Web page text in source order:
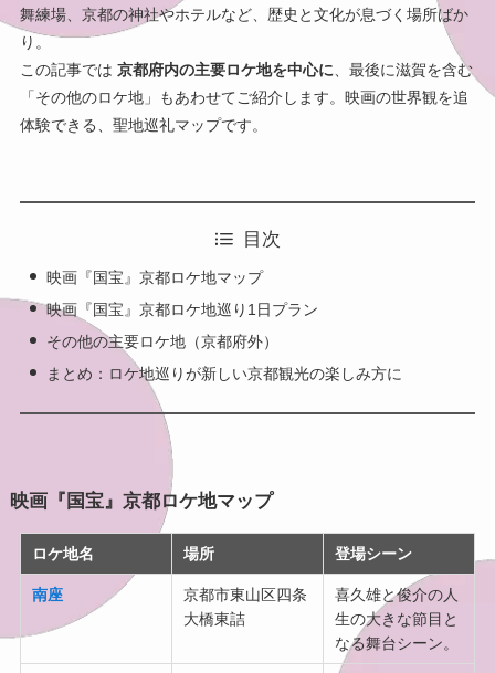
舞練場、京都の神社やホテルなど、歴史と文化が息づく場所ばか
り。
この記事では 京都府内の主要ロケ地を中心に、最後に滋賀を含む
「その他のロケ地」もあわせてご紹介します。映画の世界観を追
体験できる、聖地巡礼マップです。
目次
映画『国宝』京都ロケ地マップ
映画『国宝』京都ロケ地巡り1日プラン
その他の主要ロケ地（京都府外）
まとめ：ロケ地巡りが新しい京都観光の楽しみ方に
映画『国宝』京都ロケ地マップ
ロケ地名 場所 登場シーン
南座
京都市東山区四条
大橋東詰
喜久雄と俊介の人
生の大きな節目と
なる舞台シーン。